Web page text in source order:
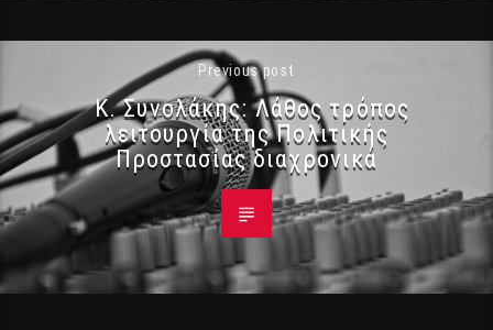
Previous post
Κ. Συνολάκης: Λάθος τρόπος
λειτουργία της Πολιτικής
Προστασίας διαχρονικά